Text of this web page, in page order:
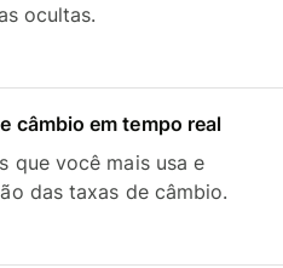
ocultas.
câmbio em tempo real
que você mais usa e
das taxas de câmbio.